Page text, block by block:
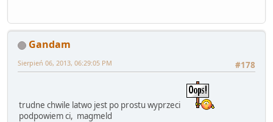
Gandam
#178
Sierpień 06, 2013, 06:29:05 PM
trudne chwile latwo jest po prostu wyprzeci
podpowiem ci, magmeld